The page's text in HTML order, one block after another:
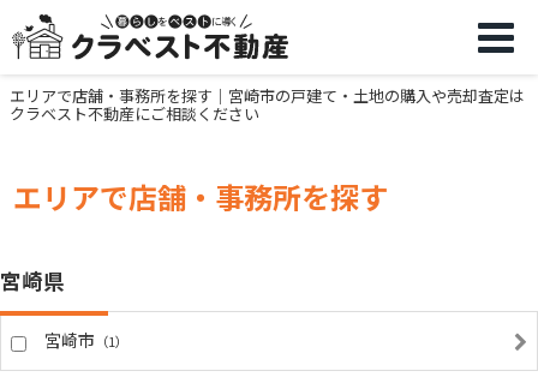
エリアで店舗・事務所を探す｜宮崎市の戸建て・土地の購入や売却査定は
クラベスト不動産にご相談ください
エリアで店舗・事務所を探す
宮崎県
宮崎市 （1）